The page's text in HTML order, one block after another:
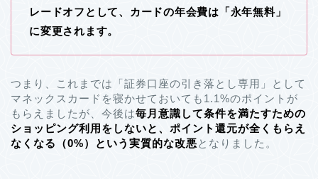
レードオフとして、カードの年会費は「永年無料」
に変更されます。
つまり、これまでは「証券口座の引き落とし専用」として
マネックスカードを寝かせておいても1.1%のポイントが
もらえましたが、今後は毎月意識して条件を満たすための
ショッピング利用をしないと、ポイント還元が全くもらえ
なくなる（0%）という実質的な改悪となりました。